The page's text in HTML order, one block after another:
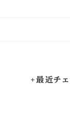
+最近チ